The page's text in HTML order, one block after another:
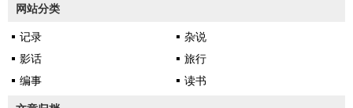
网站分类
记录
杂说
影话
旅行
编事
读书